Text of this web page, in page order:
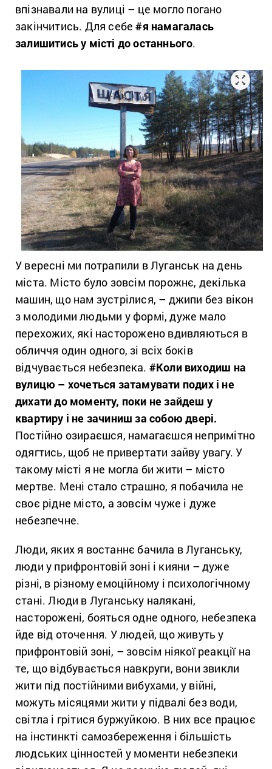
впізнавали на вулиці – це могло погано
закінчитись. Для себе#я намагалась
залишитись у місті до останнього.
У вересні ми потрапили в Луганськ на день
міста. Місто було зовсім порожнє, декілька
машин, що нам зустрілися, – джипи без вікон
з молодими людьми у формі, дуже мало
перехожих, які насторожено вдивляються в
обличчя один одного, зі всіх боків
відчувається небезпека. #Коли виходиш на
вулицю – хочеться затамувати подих і не
дихати до моменту, поки не зайдеш у
квартиру і не зачиниш за собою двері.
Постійно озираєшся, намагаєшся непримітно
одягтись, щоб не привертати зайву увагу. У
такому місті я не могла би жити – місто
мертве. Мені стало страшно, я побачила не
своє рідне місто, а зовсім чуже і дуже
небезпечне.
Люди, яких я востаннє бачила в Луганську,
люди у прифронтовій зоні і кияни – дуже
різні, в різному емоційному і психологічному
стані. Люди в Луганську налякані,
насторожені, бояться одне одного, небезпека
йде від оточення. У людей, що живуть у
прифронтовій зоні, – зовсім ніякої реакції на
те, що відбувається навкруги, вони звикли
жити під постійними вибухами, у війні,
можуть місяцями жити у підвалі без води,
світла і грітися буржуйкою. В них все працює
на інстинкті самозбереження і більшість
людських цінностей у моменти небезпеки